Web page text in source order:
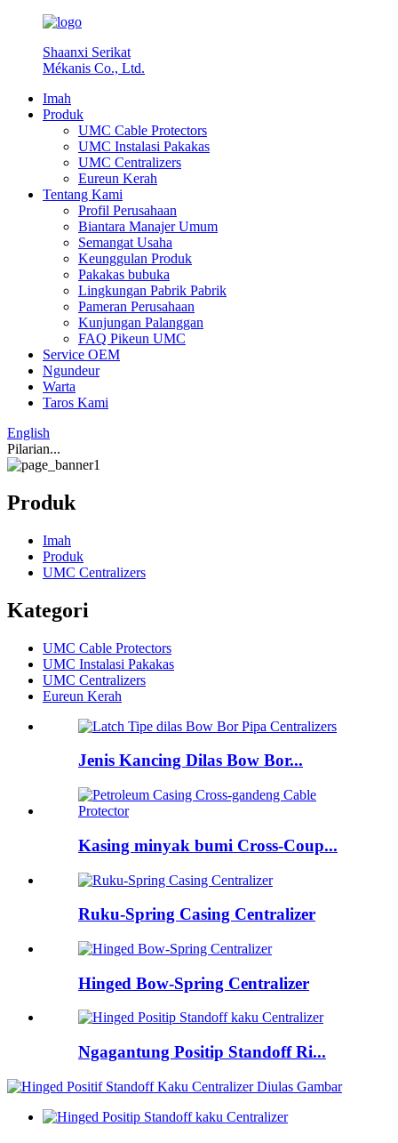
Shaanxi Serikat
Mékanis Co., Ltd.
Imah
Produk
UMC Cable Protectors
UMC Instalasi Pakakas
UMC Centralizers
Eureun Kerah
Tentang Kami
Profil Perusahaan
Biantara Manajer Umum
Semangat Usaha
Keunggulan Produk
Pakakas bubuka
Lingkungan Pabrik Pabrik
Pameran Perusahaan
Kunjungan Palanggan
FAQ Pikeun UMC
Service OEM
Ngundeur
Warta
Taros Kami
English
Pilarian...
Produk
Imah
Produk
UMC Centralizers
Kategori
UMC Cable Protectors
UMC Instalasi Pakakas
UMC Centralizers
Eureun Kerah
Jenis Kancing Dilas Bow Bor...
Kasing minyak bumi Cross-Coup...
Ruku-Spring Casing Centralizer
Hinged Bow-Spring Centralizer
Ngagantung Positip Standoff Ri...